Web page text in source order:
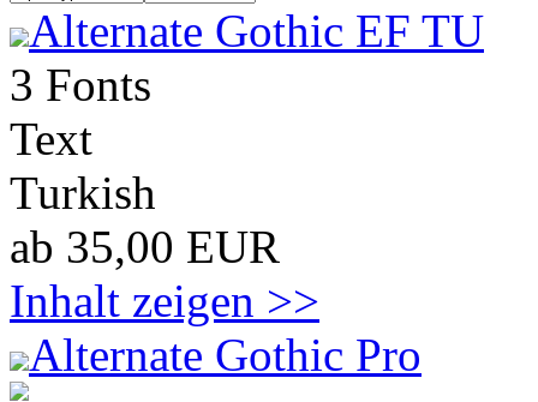
Alternate Gothic EF TU
3 Fonts
Text
Turkish
ab 35,00 EUR
Inhalt zeigen >>
Alternate Gothic Pro